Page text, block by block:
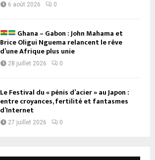
6 août 2026 0
Ghana – Gabon : John Mahama et
Brice Oligui Nguema relancent le rêve
d’une Afrique plus unie
28 juillet 2026 0
Le Festival du « pénis d’acier » au Japon :
entre croyances, fertilité et fantasmes
d’Internet
27 juillet 2026 0